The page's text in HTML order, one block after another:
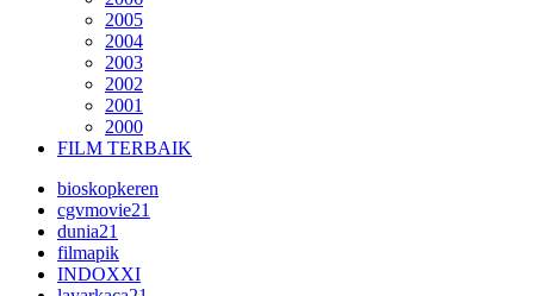
2005
2004
2003
2002
2001
2000
FILM TERBAIK
bioskopkeren
cgvmovie21
dunia21
filmapik
INDOXXI